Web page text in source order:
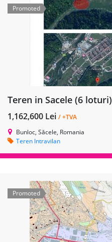
Promoted
Teren in Sacele (6 loturi)
1,162,600 Lei / +TVA
Bunloc, Săcele, Romania
Teren Intravilan
Promoted